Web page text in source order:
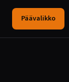
Päävalikko